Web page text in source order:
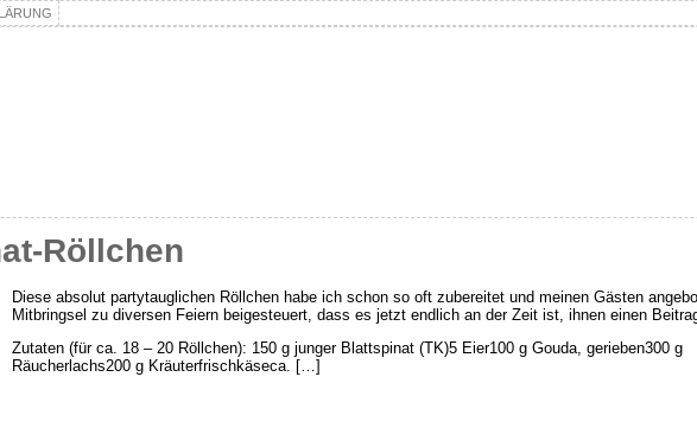
Röllchen
Diese absolut partytauglichen Röllchen habe ich schon so oft zubereitet und meinen Gästen
Mitbringsel zu diversen Feiern beigesteuert, dass es jetzt endlich an der Zeit ist, ihnen einen
Zutaten (für ca. 18 – 20 Röllchen): 150 g junger Blattspinat (TK)5 Eier100 g Gouda, gerieben300 g
Räucherlachs200 g Kräuterfrischkäseca. […]